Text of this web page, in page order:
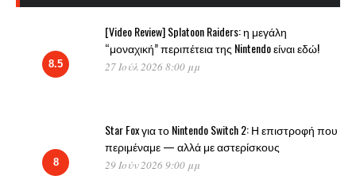
8.5
[Video Review] Splatoon Raiders: η μεγάλη
“μοναχική” περιπέτεια της Nintendo είναι εδώ!
27 Ιούλ 2026 8:00 μμ
8
Star Fox για το Nintendo Switch 2: Η επιστροφή που
περιμέναμε — αλλά με αστερίσκους
29 Ιούν 2026 9:00 μμ